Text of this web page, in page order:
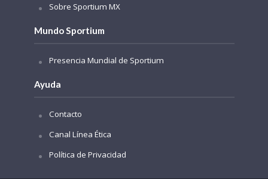
Sobre Sportium MX
Mundo Sportium
Presencia Mundial de Sportium
Ayuda
Contacto
Canal Línea Ética
Política de Privacidad